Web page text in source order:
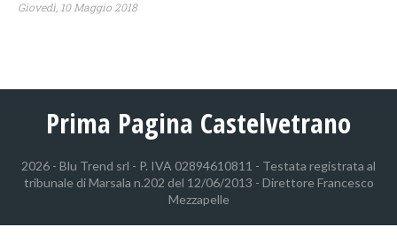
Giovedì, 10 Maggio 2018
Prima Pagina Castelvetrano
2026 - Blu Trend srl - P. IVA 02894610811 - Testata registrata al
tribunale di Marsala n.202 del 12/06/2013 - Direttore Francesco
Mezzapelle